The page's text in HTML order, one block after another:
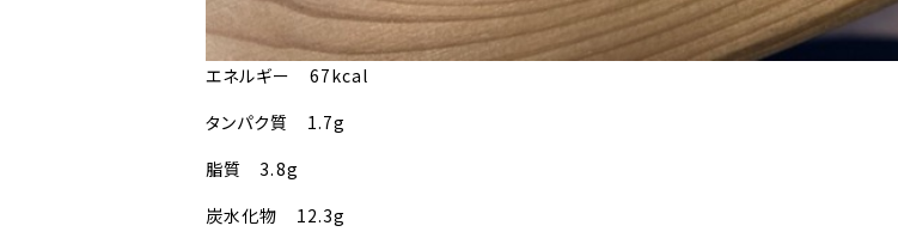
エネルギー 67kcal
タンパク質 1.7g
脂質 3.8g
炭水化物 12.3g